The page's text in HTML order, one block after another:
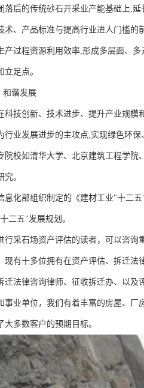
落后的传统砂石开采业产能基础上,
术、产品标准与提高行业进人门槛
产过程资源利用效率,形成多层面、
立足点。
和谐发展
科技创新、技术进步、提升产业规
行业发展进步的主攻点,实现绿色环
院校如清华大学、北京建筑工程学
。
息化部组织制定的《建材工业"十二
二五"发展规划。
行采石场资产评估的读者，可以咨
现有十多位拥有在资产评估、拆迁法
迁法律咨询律师、征收拆迁办、以
事业单位，我们有着丰富的房屋、
大多数客户的预期目标。